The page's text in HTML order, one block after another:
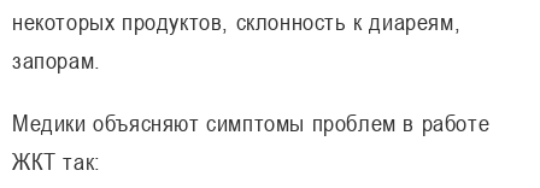
некоторых продуктов, склонность к диареям,
запорам.
Медики объясняют симптомы проблем в работе
ЖКТ так: